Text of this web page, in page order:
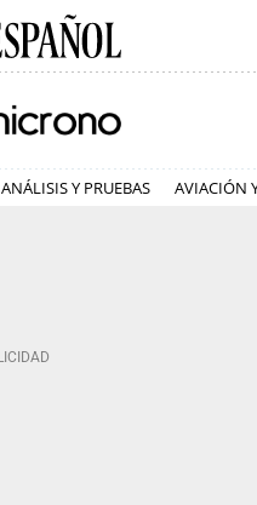
ANÁLISIS Y PRUEBAS AVIACIÓN